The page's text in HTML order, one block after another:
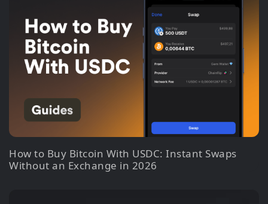
How to Buy Bitcoin With USDC: Instant Swaps
Without an Exchange in 2026